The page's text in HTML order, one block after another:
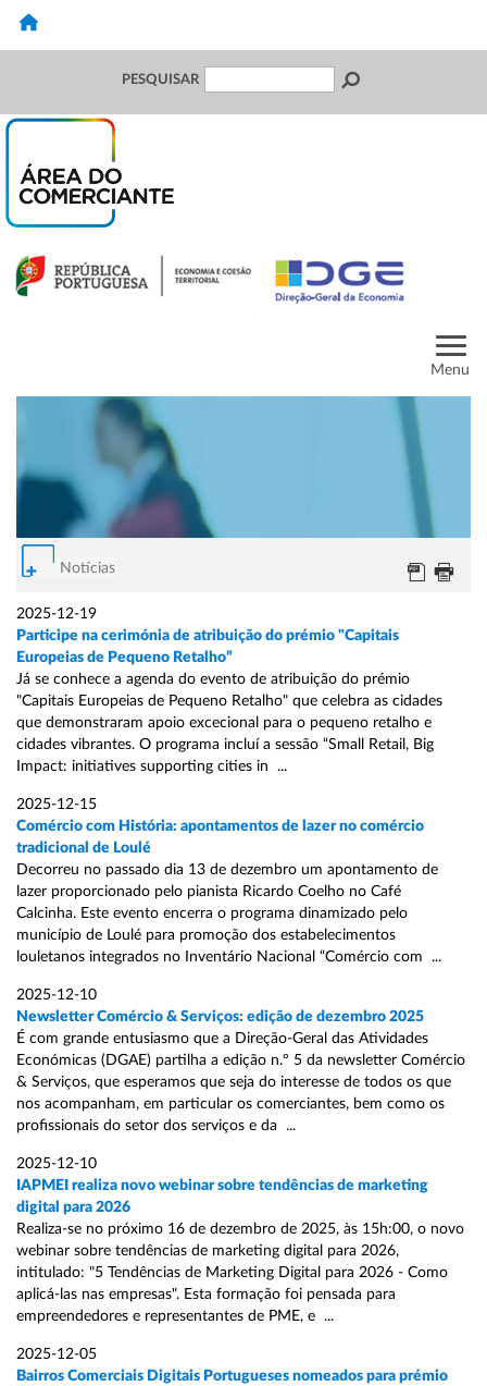
PESQUISAR
Menu
Notícias
2025-12-19
Participe na cerimónia de atribuição do prémio "Capitais
Europeias de Pequeno Retalho”
Já se conhece a agenda do evento de atribuição do prémio
"Capitais Europeias de Pequeno Retalho" que celebra as cidades
que demonstraram apoio excecional para o pequeno retalho e
cidades vibrantes. O programa incluí a sessão “Small Retail, Big
Impact: initiatives supporting cities in ...
2025-12-15
Comércio com História: apontamentos de lazer no comércio
tradicional de Loulé
Decorreu no passado dia 13 de dezembro um apontamento de
lazer proporcionado pelo pianista Ricardo Coelho no Café
Calcinha. Este evento encerra o programa dinamizado pelo
município de Loulé para promoção dos estabelecimentos
louletanos integrados no Inventário Nacional “Comércio com ...
2025-12-10
Newsletter Comércio & Serviços: edição de dezembro 2025
É com grande entusiasmo que a Direção-Geral das Atividades
Económicas (DGAE) partilha a edição n.º 5 da newsletter Comércio
& Serviços, que esperamos que seja do interesse de todos os que
nos acompanham, em particular os comerciantes, bem como os
profissionais do setor dos serviços e da ...
2025-12-10
IAPMEI realiza novo webinar sobre tendências de marketing
digital para 2026
Realiza-se no próximo 16 de dezembro de 2025, às 15h:00, o novo
webinar sobre tendências de marketing digital para 2026,
intitulado: "5 Tendências de Marketing Digital para 2026 - Como
aplicá-las nas empresas". Esta formação foi pensada para
empreendedores e representantes de PME, e ...
2025-12-05
Bairros Comerciais Digitais Portugueses nomeados para prémio